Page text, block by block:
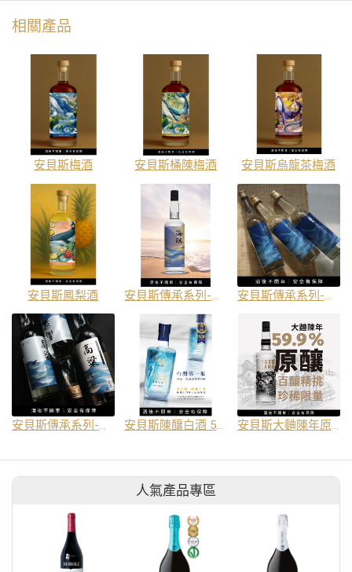
相關產品
安貝斯梅酒 安貝斯桶陳梅酒 安貝斯烏龍茶梅酒
安貝斯鳳梨酒 安貝斯傳承系列-海釀陳年高粱酒 安貝斯傳承系列-登高
安貝斯傳承系列-經典高粱酒 安貝斯陳釀白酒 53% 700ml 安貝斯大麯陳年原釀 59.9% 600ml
人氣產品專區